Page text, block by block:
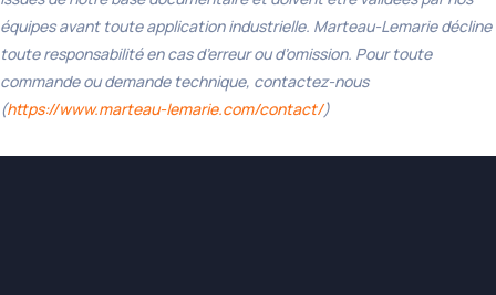
équipes avant toute application industrielle. Marteau-Lemarie décline
toute responsabilité en cas d’erreur ou d’omission. Pour toute
commande ou demande technique, contactez-nous
(https://www.marteau-lemarie.com/contact/)